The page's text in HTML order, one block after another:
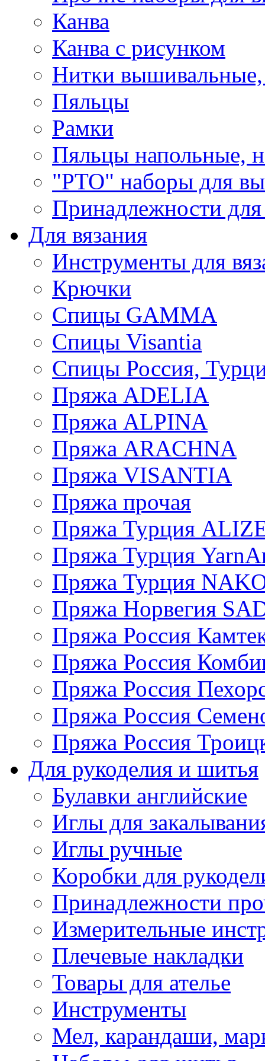
Канва
Канва с рисунком
Нитки
Пяльцы
Рамки
Пяльцы напольные,
"РТО" наборы для
Принадлежности
Для вязания
Инструменты для
Крючки
Спицы GAMMA
Спицы Visantia
Спицы Россия,
Пряжа ADELIA
Пряжа ALPINA
Пряжа ARACHNA
Пряжа VISANTIA
Пряжа прочая
Пряжа Турция
Пряжа Турция
Пряжа Турция
Пряжа Норвегия
Пряжа Россия
Пряжа Россия
Пряжа Россия
Пряжа Россия
Пряжа Россия
Для рукоделия и шитья
Булавки английские
Иглы для
Иглы ручные
Коробки для
Принадлежности
Измерительные
Плечевые накладки
Товары для ателье
Инструменты
Мел, карандаши,